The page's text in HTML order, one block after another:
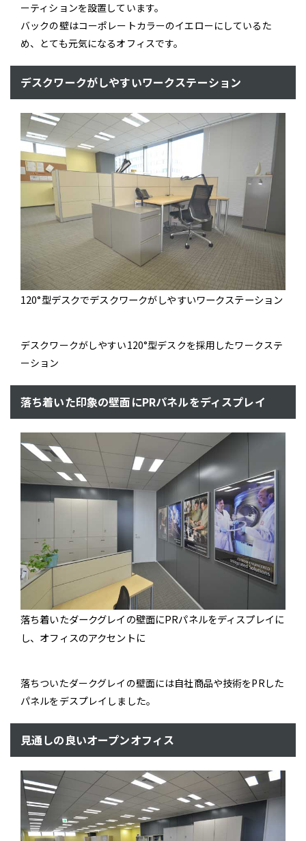
ーティションを設置しています。
バックの壁はコーポレートカラーのイエローにしているた
め、とても元気になるオフィスです。
デスクワークがしやすいワークステーション
120°型デスクでデスクワークがしやすいワークステーション
デスクワークがしやすい120°型デスクを採用したワークステ
ーション
落ち着いた印象の壁面にPRパネルをディスプレイ
落ち着いたダークグレイの壁面にPRパネルをディスプレイに
し、オフィスのアクセントに
落ちついたダークグレイの壁面には自社商品や技術をPRした
パネルをデスプレイしました。
見通しの良いオープンオフィス